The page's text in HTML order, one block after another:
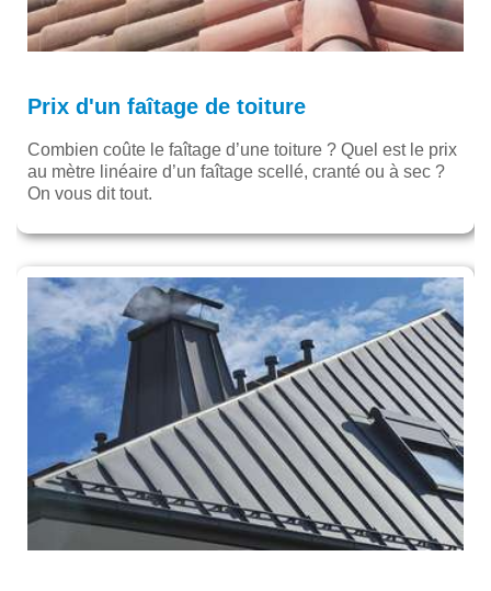
Prix d'un faîtage de toiture
Combien coûte le faîtage d’une toiture ? Quel est le prix
au mètre linéaire d’un faîtage scellé, cranté ou à sec ?
On vous dit tout.